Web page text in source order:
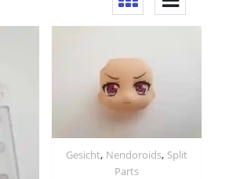
Gesicht, Nendoroids, Split
Parts